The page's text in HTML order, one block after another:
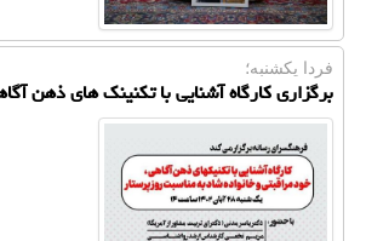
فردا یكشنبه؛
برگزاری کارگاه آشنایی با تکنینک های ذهن